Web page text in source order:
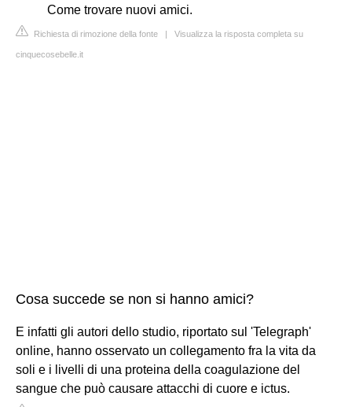
Come trovare nuovi amici.
Richiesta di rimozione della fonte | Visualizza la risposta completa su
cinquecosebelle.it
Cosa succede se non si hanno amici?
E infatti gli autori dello studio, riportato sul 'Telegraph'
online, hanno osservato un collegamento fra la vita da
soli e i livelli di una proteina della coagulazione del
sangue che può causare attacchi di cuore e ictus.